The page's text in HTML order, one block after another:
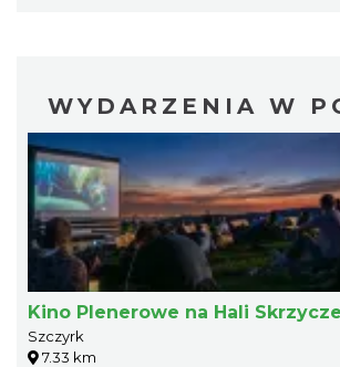
WYDARZENIA W
Kino Plenerowe na Hali
Szczyrk
7.33 km